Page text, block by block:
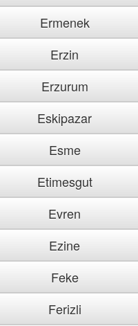
Ermenek
Erzin
Erzurum
Eskipazar
Esme
Etimesgut
Evren
Ezine
Feke
Ferizli